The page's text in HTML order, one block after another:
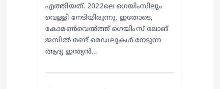
എത്തിയത്. 2022ലെ ഗെയിംസിലും
വെള്ളി നേടിയിരുന്നു. ഇതോടെ,
കോമണ്‍വെല്‍ത്ത് ഗെയിംസ് ലോങ്
ജമ്പില്‍ രണ്ട് മെഡലുകള്‍ നേടുന്ന
ആദ്യ ഇന്ത്യന്‍…